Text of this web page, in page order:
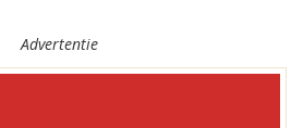
Advertentie